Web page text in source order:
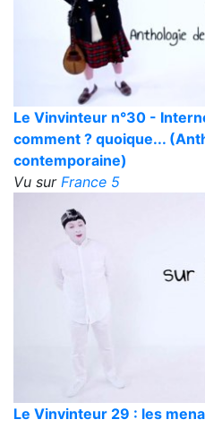
Le Vinvinteur n°30 -
comment ? quoique...
contemporaine)
Vu sur France 5
Le Vinvinteur 29 : les